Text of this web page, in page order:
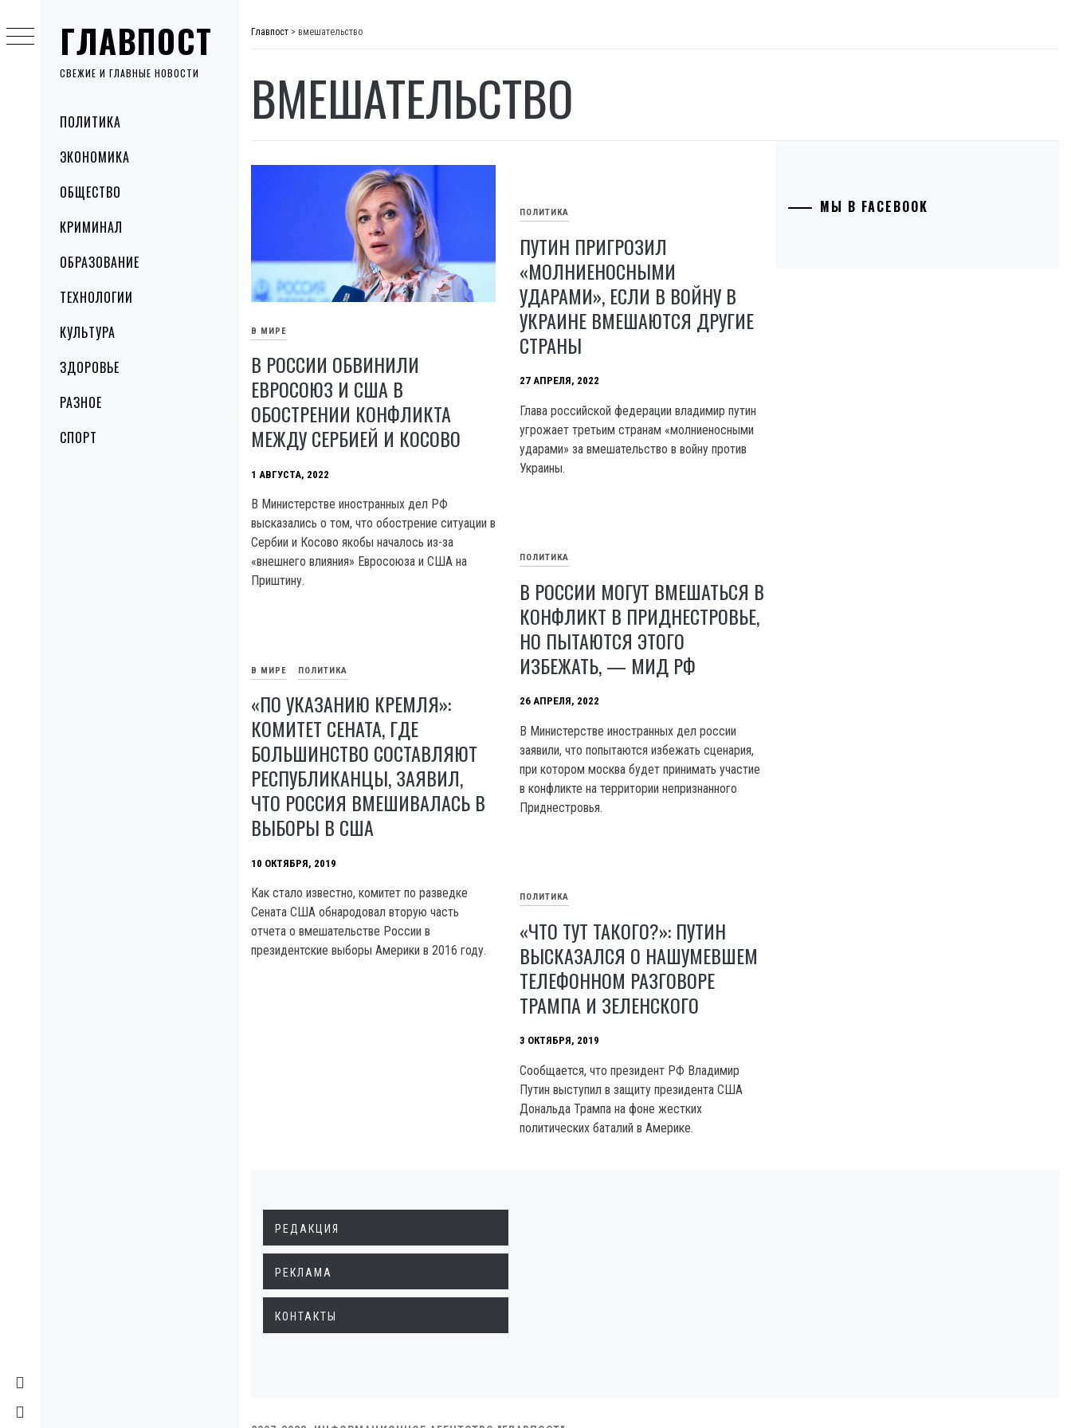
ГЛАВПОСТ
СВЕЖИЕ И ГЛАВНЫЕ НОВОСТИ
MenuПОЛИТИКА
ЭКОНОМИКА
ОБЩЕСТВО
КРИМИНАЛ
ОБРАЗОВАНИЕ
ТЕХНОЛОГИИ
КУЛЬТУРА
ЗДОРОВЬЕ
РАЗНОЕ
СПОРТ
to
content
Главпост > вмешательство
ВМЕШАТЕЛЬСТВО
В МИРЕ
В РОССИИ ОБВИНИЛИ
ЕВРОСОЮЗ И США В
ОБОСТРЕНИИ КОНФЛИКТА
МЕЖДУ СЕРБИЕЙ И КОСОВО
1 АВГУСТА, 2022
В Министерстве иностранных дел РФ
высказались о том, что обострение ситуации в
Сербии и Косово якобы началось из-за
«внешнего влияния» Евросоюза и США на
Приштину.
ПОЛИТИКА
ПУТИН ПРИГРОЗИЛ
«МОЛНИЕНОСНЫМИ
УДАРАМИ», ЕСЛИ В ВОЙНУ В
УКРАИНЕ ВМЕШАЮТСЯ ДРУГИЕ
СТРАНЫ
27 АПРЕЛЯ, 2022
Глава российской федерации владимир путин
угрожает третьим странам «молниеносными
ударами» за вмешательство в войну против
Украины.
ПОЛИТИКА
В РОССИИ МОГУТ ВМЕШАТЬСЯ В
КОНФЛИКТ В ПРИДНЕСТРОВЬЕ,
НО ПЫТАЮТСЯ ЭТОГО
ИЗБЕЖАТЬ, — МИД РФ
26 АПРЕЛЯ, 2022
В Министерстве иностранных дел россии
заявили, что попытаются избежать сценария,
при котором москва будет принимать участие
в конфликте на территории непризнанного
Приднестровья.
В МИРЕ ПОЛИТИКА
«ПО УКАЗАНИЮ КРЕМЛЯ»:
КОМИТЕТ СЕНАТА, ГДЕ
БОЛЬШИНСТВО СОСТАВЛЯЮТ
РЕСПУБЛИКАНЦЫ, ЗАЯВИЛ,
ЧТО РОССИЯ ВМЕШИВАЛАСЬ В
ВЫБОРЫ В США
10 ОКТЯБРЯ, 2019
Как стало известно, комитет по разведке
Сената США обнародовал вторую часть
отчета о вмешательстве России в
президентские выборы Америки в 2016 году.
ПОЛИТИКА
«ЧТО ТУТ ТАКОГО?»: ПУТИН
ВЫСКАЗАЛСЯ О НАШУМЕВШЕМ
ТЕЛЕФОННОМ РАЗГОВОРЕ
ТРАМПА И ЗЕЛЕНСКОГО
3 ОКТЯБРЯ, 2019
Сообщается, что президент РФ Владимир
Путин выступил в защиту президента США
Дональда Трампа на фоне жестких
политических баталий в Америке.
МЫ В FACEBOOK
РЕДАКЦИЯ
РЕКЛАМА
КОНТАКТЫ